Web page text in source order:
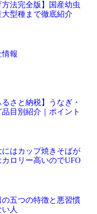
方法完全版】国産幼虫
型種まで徹底紹介
報
るさと納税】うなぎ・
目別紹介｜ポイント
はカップ焼きそばが
ロリー高いのでUFO
五つの特徴と悪習慣
人